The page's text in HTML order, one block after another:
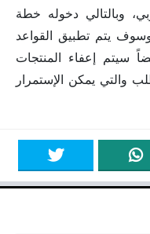
وبالتالي دخوله خطة
وسوف يتم تطبيق القواعد
أيضاً سيتم إعفاء المنتجات
والتي يمكن الإستمرار